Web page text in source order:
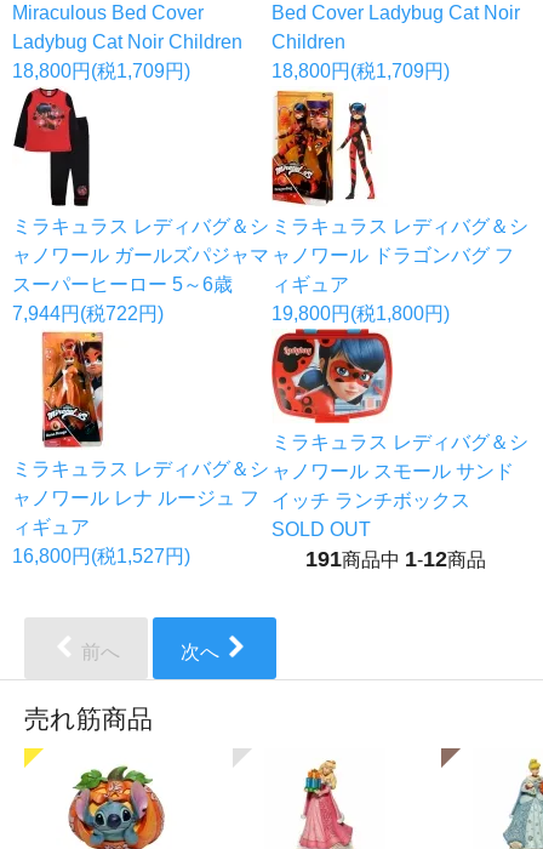
Miraculous Bed Cover
Ladybug Cat Noir Children
18,800円(税1,709円)
Bed Cover Ladybug Cat Noir
Children
18,800円(税1,709円)
ミラキュラス レディバグ＆シ
ャノワール ガールズパジャマ
スーパーヒーロー 5～6歳
7,944円(税722円)
ミラキュラス レディバグ＆シ
ャノワール ドラゴンバグ フ
ィギュア
19,800円(税1,800円)
ミラキュラス レディバグ＆シ
ャノワール レナ ルージュ フ
ィギュア
16,800円(税1,527円)
ミラキュラス レディバグ＆シ
ャノワール スモール サンド
イッチ ランチボックス
SOLD OUT
191商品中 1-12商品
前へ 次へ
売れ筋商品